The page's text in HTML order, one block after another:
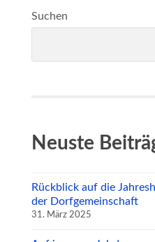
Suchen
Neuste
Rückblick auf die
der Dorfgemeinschaft
31. März 2025